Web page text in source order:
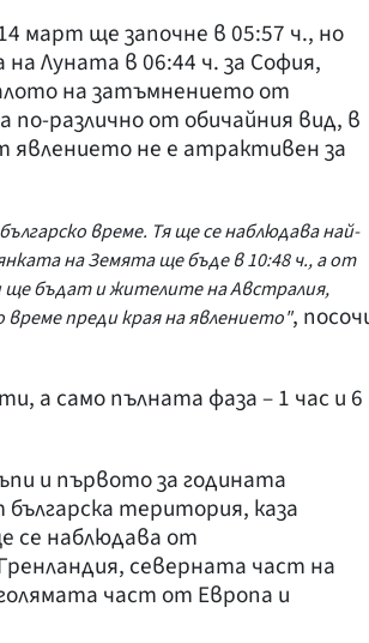
март ще започне в 05:57 ч., но
Луната в 06:44 ч. за София,
на затъмнението от
по-различно от обичайния вид, в
явлението не е атрактивен за
време. Тя ще се наблюдава най-
на Земята ще бъде в 10:48 ч., а от
ще бъдат и жителите на Австралия,
преди края на явлението",
а само пълната фаза – 1 час и 6
и първото за годината
територия, каза
се наблюдава от
северната част на
част от Европа и